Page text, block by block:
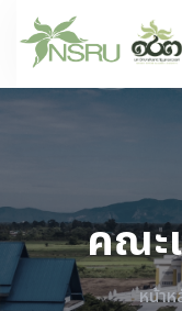
คณะ
หน้าห